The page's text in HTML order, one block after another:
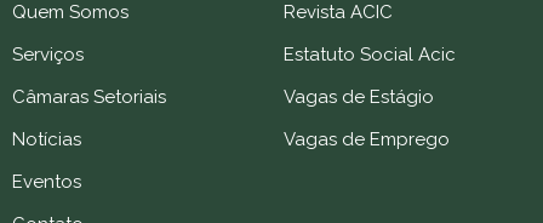
Quem Somos
Serviços
Câmaras Setoriais
Notícias
Eventos
Revista ACIC
Estatuto Social Acic
Vagas de Estágio
Vagas de Emprego